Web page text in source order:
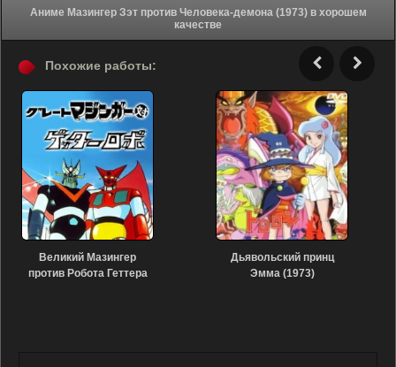
Аниме Мазингер Зэт против Человека-демона (1973) в хорошем
качестве
Похожие работы:
Великий Мазингер
против Робота Геттера
Дьявольский принц
Эмма (1973)